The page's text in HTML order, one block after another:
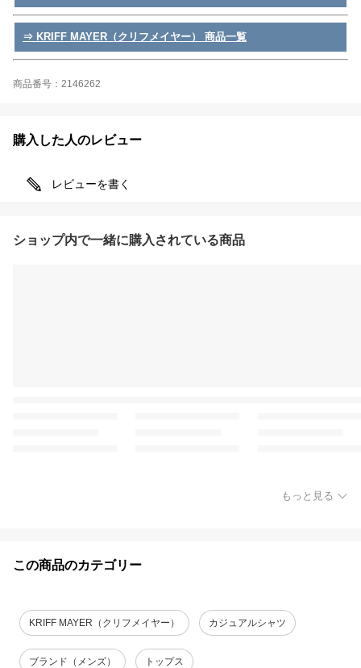
⇒ KRIFF MAYER（クリフメイヤー） 商品一覧
商品番号：2146262
購入した人のレビュー
レビューを書く
ショップ内で一緒に購入されている商品
もっと見る
この商品のカテゴリー
KRIFF MAYER（クリフメイヤー） カジュアルシャツ
ブランド（メンズ） トップス